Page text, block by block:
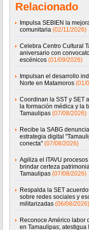
Relacionado
Impulsa SEBIEN la
comunitaria (02/11/2026)
Celebra Centro Cultural
aniversario con
escénicos (01/09/2026)
Impulsan el desarrollo
Norte en Matamoros (01/
Coordinan la SST y SET
la formación médica y la
Tamaulipas (07/08/2026)
Recibe la SABG
estrategia digital
conecta" (07/08/2026)
Agiliza el ITAVU
brindar certeza
Tamaulipas (07/08/2026)
Respalda la SET
sobre redes sociales y
militarizadas (06/08/2026)
Reconoce Américo labor
en Tamaulipas;